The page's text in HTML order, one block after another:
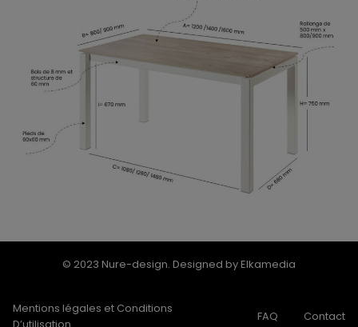
© 2023 Nure-design. Designed by Elkamedia
Mentions légales et Conditions
D’utilisation
FAQ Contact